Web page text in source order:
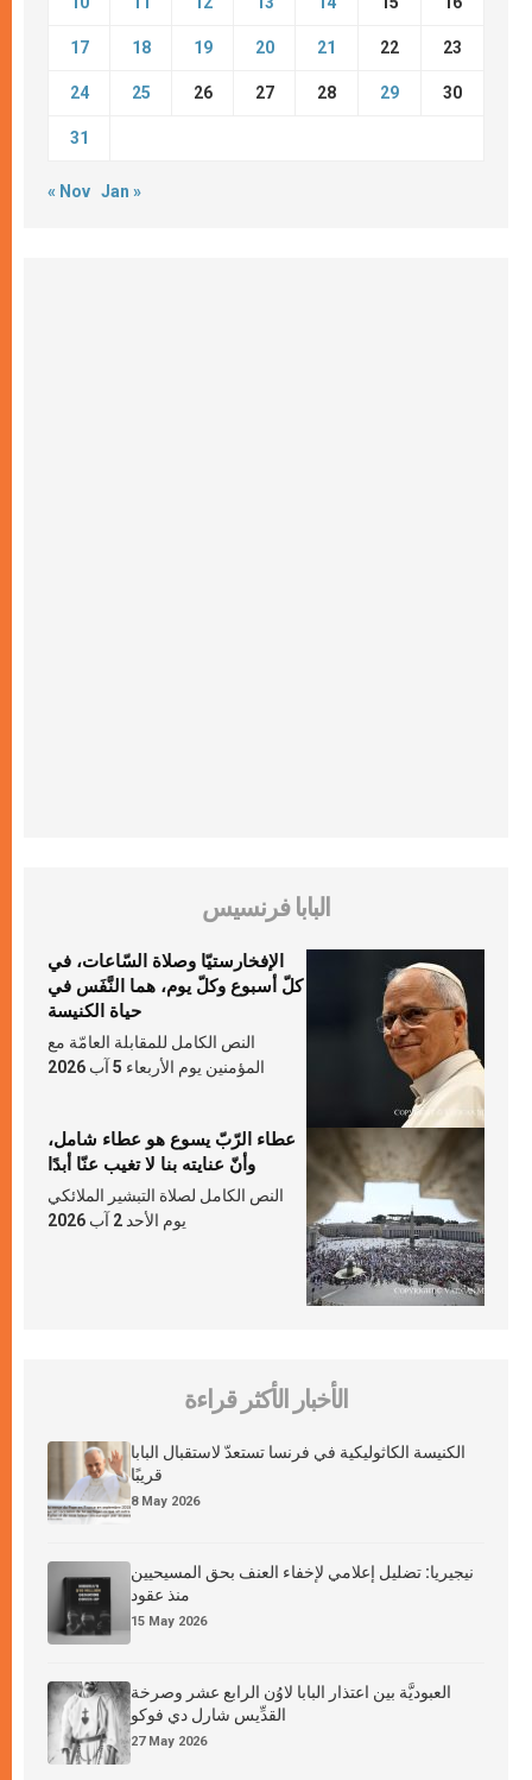
17 18 19 20 21 22 23
24 25 26 27 28 29 30
31
« Nov Jan »
البابا فرنسيس
الإفخارستيّا وصلاة السّاعات، في
كلّ أسبوع وكلّ يوم، هما النَّفَس في
حياة الكنيسة
النص الكامل للمقابلة العامّة مع
المؤمنين يوم الأربعاء 5 آب 2026
عطاء الرّبّ يسوع هو عطاء شامل،
وأنّ عنايته بنا لا تغيب عنّا أبدًا
النص الكامل لصلاة التبشير الملائكي
يوم الأحد 2 آب 2026
الأخبار الأكثر قراءة
الكنيسة الكاثوليكية في فرنسا تستعدّ لاستقبال البابا
قريبًا
8 May 2026
نيجيريا: تضليل إعلامي لإخفاء العنف بحق المسيحيين
منذ عقود
15 May 2026
العبوديَّة بين اعتذار البابا لاوُن الرابع عشر وصرخة
القدِّيس شارل دي فوكو
27 May 2026